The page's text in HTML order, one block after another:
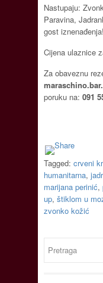
Nastupaju:
Paravina,
gost iznenađenja!
Cijena ulaznice
Za obaveznu
poruku na: 091
Tagged: crveni
humanitarna,
marijana perinić,
up, štiklom u
zvonko kožić